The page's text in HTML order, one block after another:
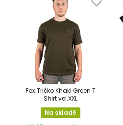
Fox Tričko Khaki Green T
Shirt vel.XXL
Na skladě